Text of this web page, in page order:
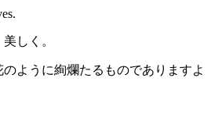
しく。
ように絢爛たるものでありますよ